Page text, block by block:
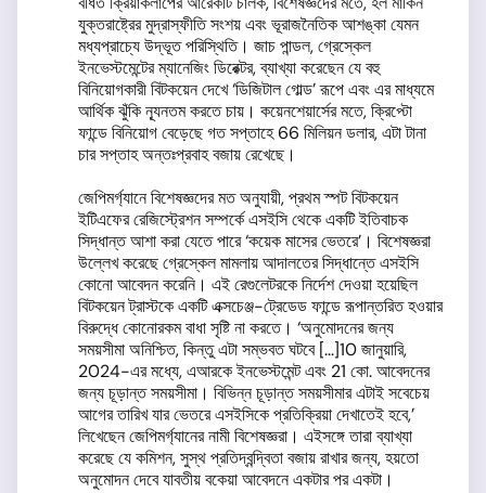
যুক্তরাষ্ট্রের মুদ্রাস্ফীতি সংশয় এবং ভূরাজনৈতিক আশঙ্কা যেমন
মধ্যপ্রাচ্যে উদ্ভূত পরিস্থিতি। জাচ পান্ডল, গ্রেস্কেল
ইনভেস্টমেন্টের ম্যানেজিং ডিরেক্টর, ব্যাখ্যা করেছেন যে বহু
বিনিয়োগকারী বিটকয়েন দেখে ‘ডিজিটাল গোল্ড’ রূপে এবং এর মাধ্যমে
আর্থিক ঝুঁকি ন্যূনতম করতে চায়। কয়েনশেয়ার্সের মতে, ক্রিপ্টো
ফান্ডে বিনিয়োগ বেড়েছে গত সপ্তাহে 66 মিলিয়ন ডলার, এটা টানা
চার সপ্তাহ অন্তঃপ্রবাহ বজায় রেখেছে।
জেপিমর্গ্যানে বিশেষজ্ঞদের মত অনুযায়ী, প্রথম স্পট বিটকয়েন
ইটিএফের রেজিস্ট্রেশন সম্পর্কে এসইসি থেকে একটি ইতিবাচক
সিদ্ধান্ত আশা করা যেতে পারে ‘কয়েক মাসের ভেতরে’। বিশেষজ্ঞরা
উল্লেখ করেছে গ্রেস্কেল মামলায় আদালতের সিদ্ধান্তে এসইসি
কোনো আবেদন করেনি। এই রেগুলেটরকে নির্দেশ দেওয়া হয়েছিল
বিটকয়েন ট্রাস্টকে একটি এক্সচেঞ্জ-ট্রেডেড ফান্ডে রূপান্তরিত হওয়ার
বিরুদ্ধে কোনোরকম বাধা সৃষ্টি না করতে। ‘অনুমোদনের জন্য
সময়সীমা অনিশ্চিত, কিন্তু এটা সম্ভবত ঘটবে [...]10 জানুয়ারি,
2024-এর মধ্যে, এআরকে ইনভেস্টমেন্ট এবং 21 কো. আবেদনের
জন্য চূড়ান্ত সময়সীমা। বিভিন্ন চূড়ান্ত সময়সীমার এটাই সবেচেয়
আগের তারিখ যার ভেতরে এসইসিকে প্রতিক্রিয়া দেখাতেই হবে,’
লিখেছেন জেপিমর্গ্যানের নামী বিশেষজ্ঞরা। এইসঙ্গে তারা ব্যাখ্যা
করেছে যে কমিশন, সুস্থ প্রতিদ্বন্দ্বিতা বজায় রাখার জন্য, হয়তো
অনুমোদন দেবে যাবতীয় বকেয়া আবেদনে একটার পর একটা।